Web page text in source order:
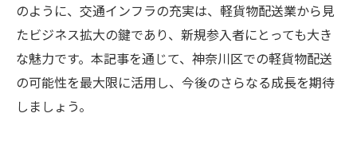
のように、交通インフラの充実は、軽貨物配送業から見
たビジネス拡大の鍵であり、新規参入者にとっても大き
な魅力です。本記事を通じて、神奈川区での軽貨物配送
の可能性を最大限に活用し、今後のさらなる成長を期待
しましょう。